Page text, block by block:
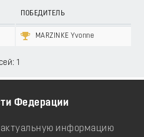
ПОБЕДИТЕЛЬ
MARZINKE Yvonne
1
Федерации
актуальную информацию